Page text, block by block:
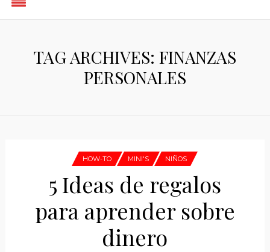
TAG ARCHIVES: FINANZAS
PERSONALES
HOW-TO MINI'S NIÑOS
5 Ideas de regalos
para aprender sobre
dinero